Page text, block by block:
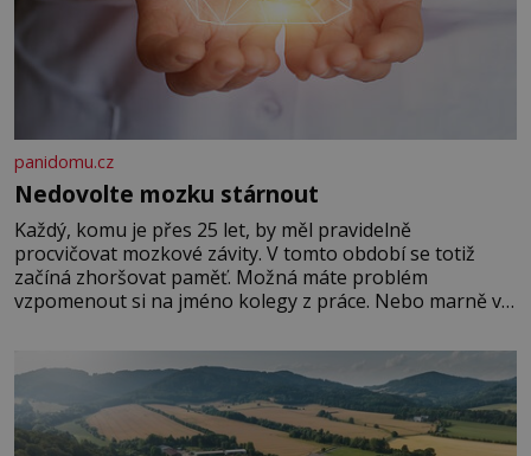
panidomu.cz
Nedovolte mozku stárnout
Každý, komu je přes 25 let, by měl pravidelně
procvičovat mozkové závity. V tomto období se totiž
začíná zhoršovat paměť. Možná máte problém
vzpomenout si na jméno kolegy z práce. Nebo marně v
Je to opravdu tak, s věkem jako kdyby se paměť
rozhodla stávkovat. Cvičte